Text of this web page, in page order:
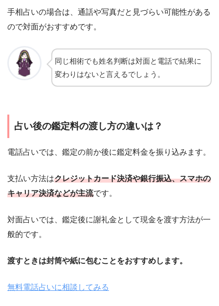
手相占いの場合は、通話や写真だと見づらい可能性がある
ので対面がおすすめです。
同じ相術でも姓名判断は対面と電話で結果に
変わりはないと言えるでしょう。
占い後の鑑定料の渡し方の違いは？
電話占いでは、鑑定の前か後に鑑定料金を振り込みます。
支払い方法はクレジットカード決済や銀行振込、スマホの
キャリア決済などが主流です。
対面占いでは、鑑定後に謝礼金として現金を渡す方法が一
般的です。
渡すときは封筒や紙に包むことをおすすめします。
無料電話占いに相談してみる